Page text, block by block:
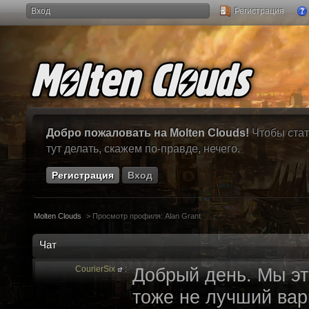
Вход Регистрация
Добро пожаловать на Molten Clouds! Чтобы
тут делать, скажем по-правде, нечего.
Регистрация Вход
Molten Clouds > Просмотр профиля: Alan Grant
Чат
CourierSix : Добрый день. Мы
тоже не лучший